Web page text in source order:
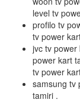
level tv
profilo tv
tv power
jvc tv
power kart
tv power
samsung tv
tamiri .